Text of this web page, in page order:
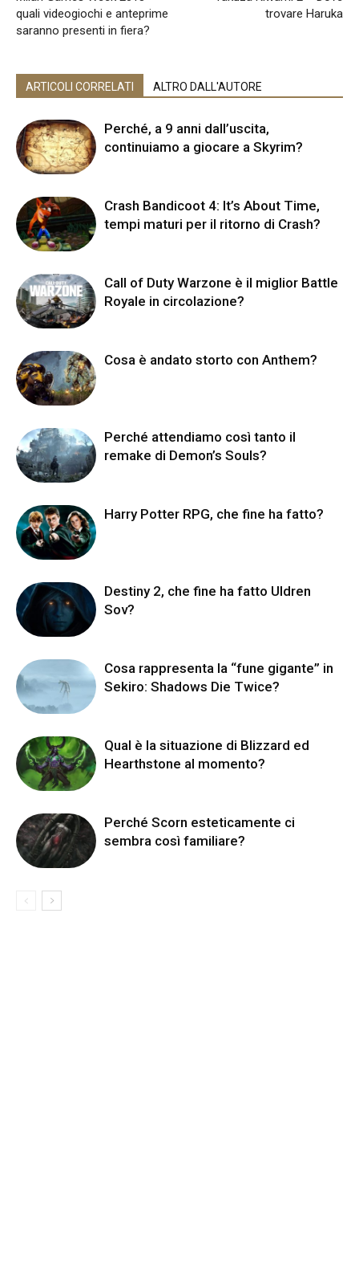
quali videogiochi e anteprime
saranno presenti in fiera?
trovare Haruka
ARTICOLI CORRELATI ALTRO DALL'AUTORE
Perché, a 9 anni dall’uscita,
continuiamo a giocare a Skyrim?
Crash Bandicoot 4: It’s About Time,
tempi maturi per il ritorno di Crash?
Call of Duty Warzone è il miglior Battle
Royale in circolazione?
Cosa è andato storto con Anthem?
Perché attendiamo così tanto il
remake di Demon’s Souls?
Harry Potter RPG, che fine ha fatto?
Destiny 2, che fine ha fatto Uldren
Sov?
Cosa rappresenta la “fune gigante” in
Sekiro: Shadows Die Twice?
Qual è la situazione di Blizzard ed
Hearthstone al momento?
Perché Scorn esteticamente ci
sembra così familiare?